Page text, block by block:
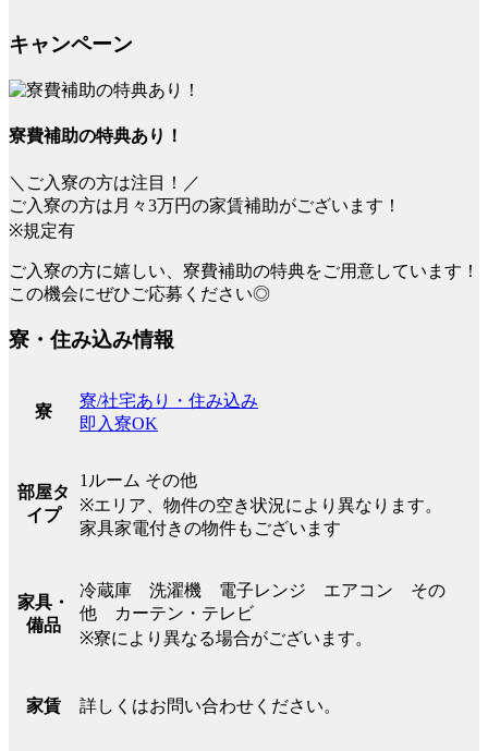
キャンペーン
寮費補助の特典あり！
＼ご入寮の方は注目！／
ご入寮の方は月々3万円の家賃補助がございます！
※規定有
ご入寮の方に嬉しい、寮費補助の特典をご用意しています！
この機会にぜひご応募ください◎
寮・住み込み情報
寮
寮/社宅あり・住み込み
即入寮OK
部屋タ
イプ
1ルーム その他
※エリア、物件の空き状況により異なります。
家具家電付きの物件もございます
家具・
備品
冷蔵庫 洗濯機 電子レンジ エアコン その
他 カーテン・テレビ
※寮により異なる場合がございます。
家賃 詳しくはお問い合わせください。